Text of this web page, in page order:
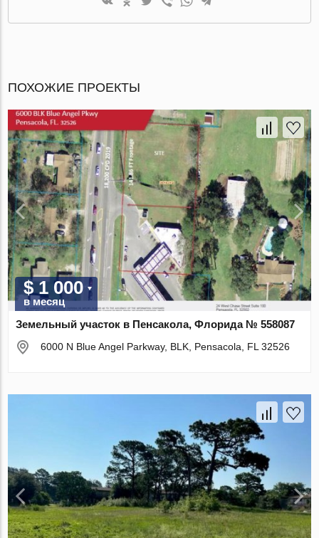
ПОХОЖИЕ ПРОЕКТЫ
$ 1 000
в месяц
Земельный участок в Пенсакола, Флорида № 558087
6000 N Blue Angel Parkway, BLK, Pensacola, FL 32526